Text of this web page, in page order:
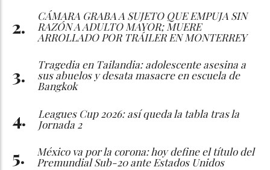
CÁMARA GRABA A SUJETO QUE EMPUJA SIN
RAZÓN A ADULTO MAYOR; MUERE
ARROLLADO POR TRÁILER EN MONTERREY
Tragedia en Tailandia: adolescente asesina a
sus abuelos y desata masacre en escuela de
Bangkok
Leagues Cup 2026: así queda la tabla tras la
Jornada 2
México va por la corona: hoy define el título del
Premundial Sub-20 ante Estados Unidos